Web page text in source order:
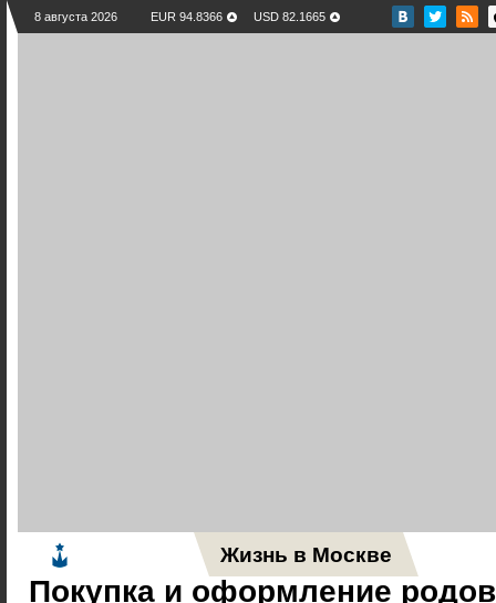
8 августа 2026 EUR 94.8366 USD 82.1665
Жизнь в Москве
Покупка и оформление